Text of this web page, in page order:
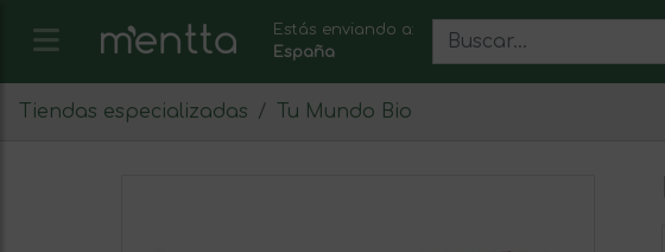
Estás enviando a:
España
Tiendas especializadas Tu Mundo Bio